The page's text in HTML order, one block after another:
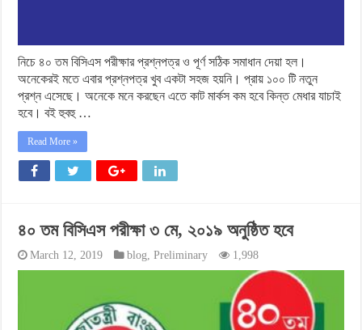
নিচে ৪০ তম বিসিএস পরীক্ষার প্রশ্নপত্র ও পূর্ণ সঠিক সমাধান দেয়া হল।
অনেকেরই মতে এবার প্রশ্নপত্র খুব একটা সহজ হয়নি। প্রায় ১০০ টি নতুন
প্রশ্ন এসেছে। অনেকে মনে করছেন এতে কাট মার্কস কম হবে কিন্ত মেধার যাচাই
হবে। বই হুবহু …
Read More »
৪০ তম বিসিএস পরীক্ষা ৩ মে, ২০১৯ অনুষ্ঠিত হবে
March 12, 2019 blog,Preliminary 1,998